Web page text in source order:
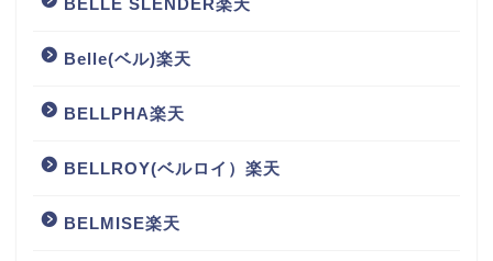
Belle(ベル)楽天
BELLPHA楽天
BELLROY(ベルロイ）楽天
BELMISE楽天